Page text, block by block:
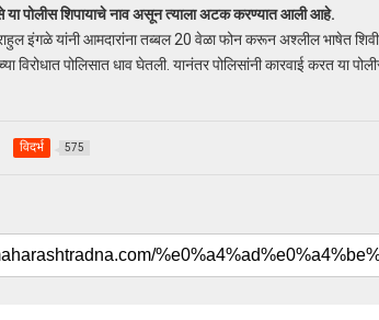
पोलीस शिपायाचे नाव असून त्याला अटक करण्यात आली आहे.
इंगळे यांनी आमदारांना तब्बल 20 वेळा फोन करून अश्लील भाषेत
विरोधात पोलिसात धाव घेतली. यानंतर पोलिसांनी कारवाई करत
विदर्भ 575